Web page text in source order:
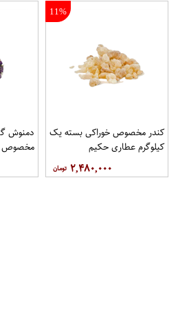
11%
کندر مخصوص خوراکی بسته یک
کیلوگرم عطاری حکیم
۲,۴۸۰,۰۰۰
دمنوش
مخصوص